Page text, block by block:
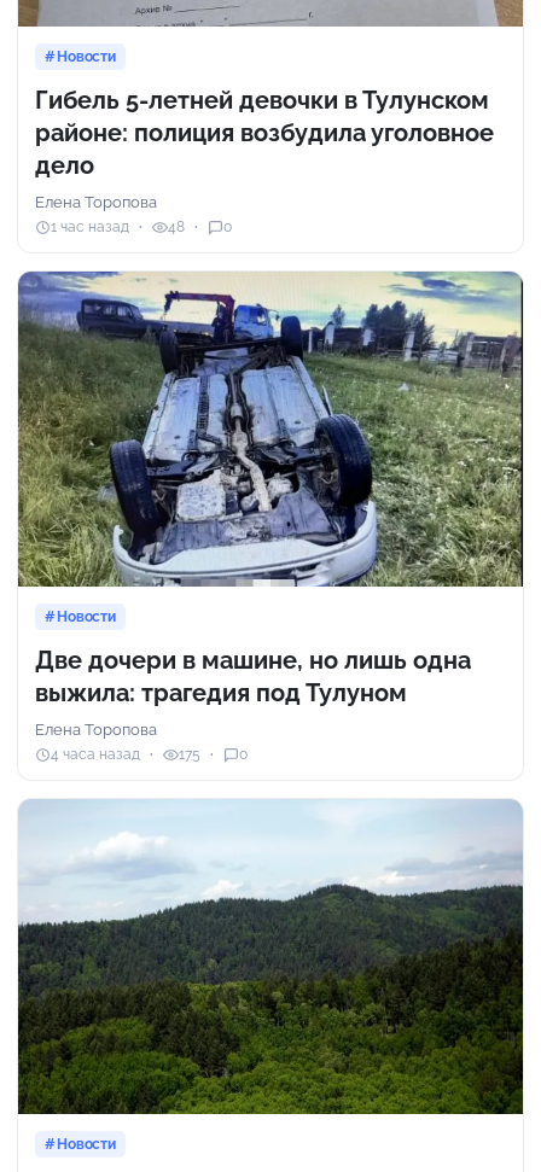
Новости
Гибель 5-летней девочки в Тулунском
районе: полиция возбудила уголовное
дело
Елена Торопова
1 час назад 48 0
Новости
Две дочери в машине, но лишь одна
выжила: трагедия под Тулуном
Елена Торопова
4 часа назад 175 0
Новости